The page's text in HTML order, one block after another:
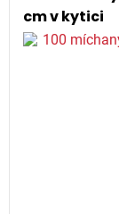
cm v kytici